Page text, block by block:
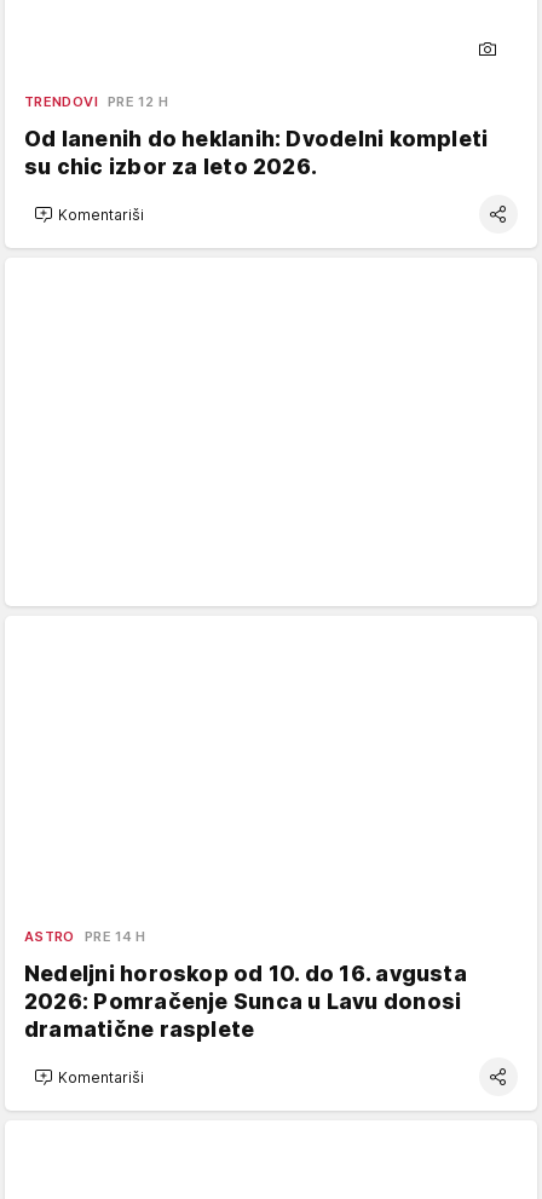
TRENDOVI PRE 12 H
Od lanenih do heklanih: Dvodelni kompleti
su chic izbor za leto 2026.
Komentariši
ASTRO PRE 14 H
Nedeljni horoskop od 10. do 16. avgusta
2026: Pomračenje Sunca u Lavu donosi
dramatične rasplete
Komentariši